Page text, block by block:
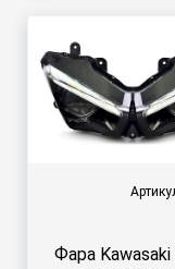
Фара Kawasaki